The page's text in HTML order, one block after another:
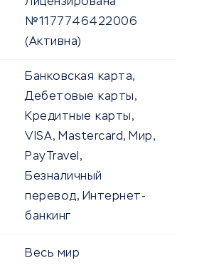
Лицензирована
№1177746422006
(Активна)
Банковская карта,
Дебетовые карты,
Кредитные карты,
VISA, Mastercard, Мир,
PayTravel,
Безналичный
перевод, Интернет-
банкинг
Весь мир